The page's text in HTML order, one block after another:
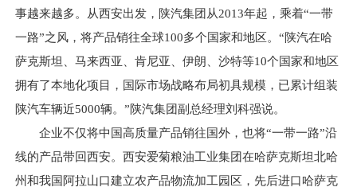
事越来越多。从西安出发，陕汽集团从2013年起，乘着“一带
一路”之风，将产品销往全球100多个国家和地区。“陕汽在哈
萨克斯坦、马来西亚、肯尼亚、伊朗、沙特等10个国家和地区
拥有了本地化项目，国际市场战略布局初具规模，已累计组装
陕汽车辆近5000辆。”陕汽集团副总经理刘科强说。
企业不仅将中国高质量产品销往国外，也将“一带一路”沿
线的产品带回西安。西安爱菊粮油工业集团在哈萨克斯坦北哈
州和我国阿拉山口建立农产品物流加工园区，先后进口哈萨克